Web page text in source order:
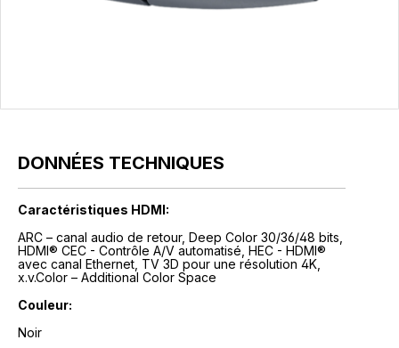
DONNÉES TECHNIQUES
Caractéristiques HDMI:
ARC – canal audio de retour, Deep Color 30/36/48 bits,
HDMI® CEC - Contrôle A/V automatisé, HEC - HDMI®
avec canal Ethernet, TV 3D pour une résolution 4K,
x.v.Color – Additional Color Space
Couleur:
Noir